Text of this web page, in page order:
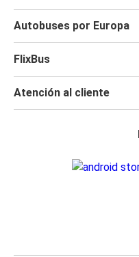
Autobuses por Europa
FlixBus
Atención al cliente